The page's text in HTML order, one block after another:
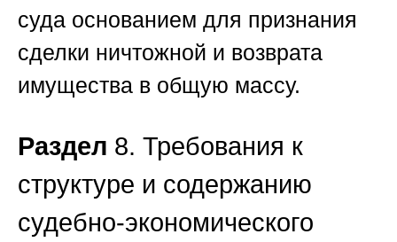
суда основанием для признания
сделки ничтожной и возврата
имущества в общую массу.
Раздел 8. Требования к
структуре и содержанию
судебно-экономического